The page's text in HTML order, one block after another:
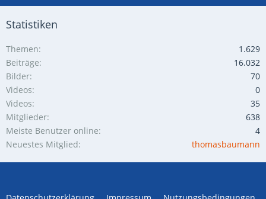
Statistiken
Themen
1.629
Beiträge
16.032
Bilder
70
Videos
0
Videos
35
Mitglieder
638
Meiste Benutzer online
4
Neuestes Mitglied
thomasbaumann